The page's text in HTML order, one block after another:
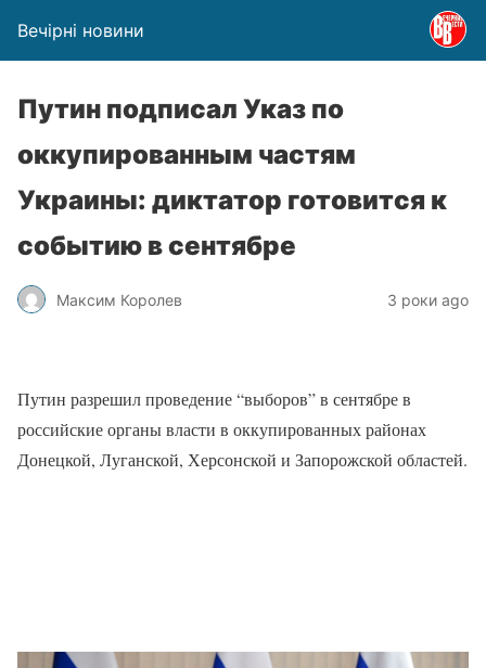
Вечірні новини
Путин подписал Указ по
оккупированным частям
Украины: диктатор готовится к
событию в сентябре
Максим Королев 3 роки ago
Путин разрешил проведение “выборов” в сентябре в
российские органы власти в оккупированных районах
Донецкой, Луганской, Херсонской и Запорожской областей.